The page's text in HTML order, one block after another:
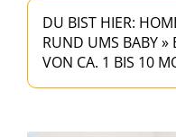
DU BIST HIER:
RUND UMS BABY»
VON CA. 1 BIS 10